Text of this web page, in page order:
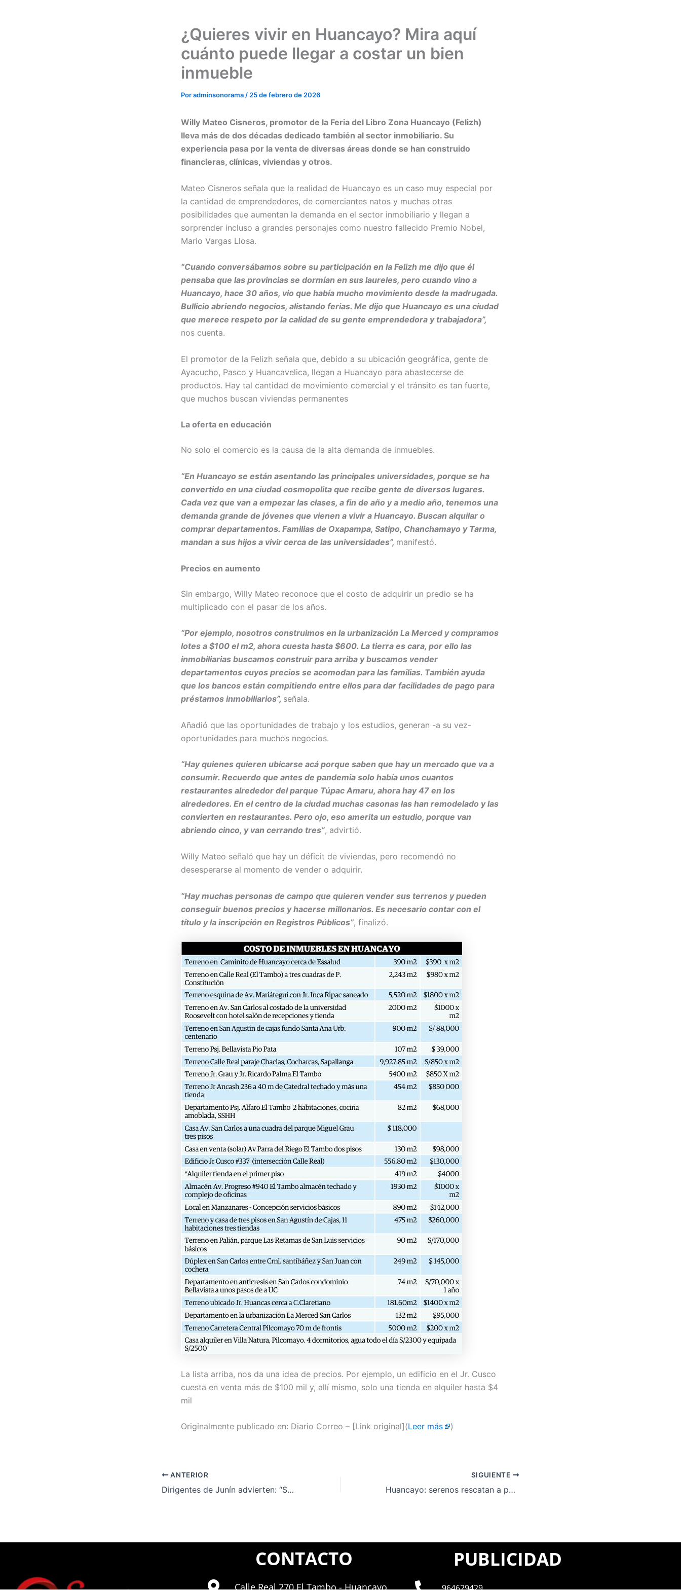
¿Quieres vivir en Huancayo? Mira aquí
cuánto puede llegar a costar un bien
inmueble
Poradminsonorama / 25 de febrero de 2026
Willy Mateo Cisneros, promotor de la Feria del Libro Zona Huancayo (Felizh)
lleva más de dos décadas dedicado también al sector inmobiliario. Su
experiencia pasa por la venta de diversas áreas donde se han construido
financieras, clínicas, viviendas y otros.
Mateo Cisneros señala que la realidad de Huancayo es un caso muy especial por
la cantidad de emprendedores, de comerciantes natos y muchas otras
posibilidades que aumentan la demanda en el sector inmobiliario y llegan a
sorprender incluso a grandes personajes como nuestro fallecido Premio Nobel,
Mario Vargas Llosa.
“Cuando conversábamos sobre su participación en la Felizh me dijo que él
pensaba que las provincias se dormían en sus laureles, pero cuando vino a
Huancayo, hace 30 años, vio que había mucho movimiento desde la madrugada.
Bullicio abriendo negocios, alistando ferias. Me dijo que Huancayo es una ciudad
que merece respeto por la calidad de su gente emprendedora y trabajadora”,
nos cuenta.
El promotor de la Felizh señala que, debido a su ubicación geográfica, gente de
Ayacucho, Pasco y Huancavelica, llegan a Huancayo para abastecerse de
productos. Hay tal cantidad de movimiento comercial y el tránsito es tan fuerte,
que muchos buscan viviendas permanentes
La oferta en educación
No solo el comercio es la causa de la alta demanda de inmuebles.
“En Huancayo se están asentando las principales universidades, porque se ha
convertido en una ciudad cosmopolita que recibe gente de diversos lugares.
Cada vez que van a empezar las clases, a fin de año y a medio año, tenemos una
demanda grande de jóvenes que vienen a vivir a Huancayo. Buscan alquilar o
comprar departamentos. Familias de Oxapampa, Satipo, Chanchamayo y Tarma,
mandan a sus hijos a vivir cerca de las universidades”, manifestó.
Precios en aumento
Sin embargo, Willy Mateo reconoce que el costo de adquirir un predio se ha
multiplicado con el pasar de los años.
“Por ejemplo, nosotros construimos en la urbanización La Merced y compramos
lotes a $100 el m2, ahora cuesta hasta $600. La tierra es cara, por ello las
inmobiliarias buscamos construir para arriba y buscamos vender
departamentos cuyos precios se acomodan para las familias. También ayuda
que los bancos están compitiendo entre ellos para dar facilidades de pago para
préstamos inmobiliarios”, señala.
Añadió que las oportunidades de trabajo y los estudios, generan -a su vez-
oportunidades para muchos negocios.
“Hay quienes quieren ubicarse acá porque saben que hay un mercado que va a
consumir. Recuerdo que antes de pandemia solo había unos cuantos
restaurantes alrededor del parque Túpac Amaru, ahora hay 47 en los
alrededores. En el centro de la ciudad muchas casonas las han remodelado y las
convierten en restaurantes. Pero ojo, eso amerita un estudio, porque van
abriendo cinco, y van cerrando tres”, advirtió.
Willy Mateo señaló que hay un déficit de viviendas, pero recomendó no
desesperarse al momento de vender o adquirir.
“Hay muchas personas de campo que quieren vender sus terrenos y pueden
conseguir buenos precios y hacerse millonarios. Es necesario contar con el
título y la inscripción en Registros Públicos”, finalizó.
La lista arriba, nos da una idea de precios. Por ejemplo, un edificio en el Jr. Cusco
cuesta en venta más de $100 mil y, allí mismo, solo una tienda en alquiler hasta $4
mil
Originalmente publicado en: Diario Correo – [Link original](Leer más )
ANTERIOR
Dirigentes de Junín advierten: “Suspensión de paro por Carretera Central es momentáneo”
SIGUIENTE
Huancayo: serenos rescatan a perro que cayó a zanja de cinco metros
CONTACTO
Calle Real 270 El Tambo - Huancayo
PUBLICIDAD